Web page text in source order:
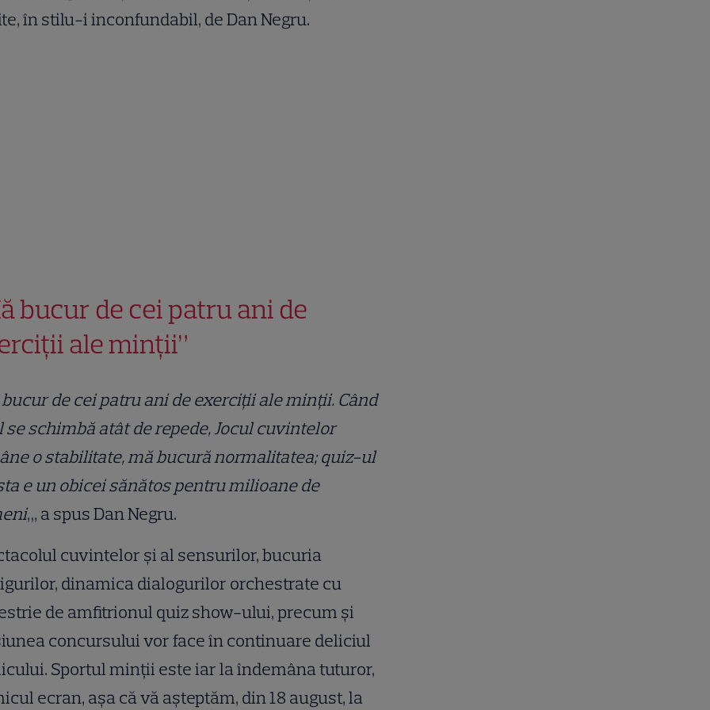
în stilu-i inconfundabil, de Dan Negru.
bucur de cei patru ani de
ale minții”
de cei patru ani de exerciții ale minții. Când
se schimbă atât de repede, Jocul cuvintelor
o stabilitate, mă bucură normalitatea; quiz-ul
e un obicei sănătos pentru milioane de
„, a spus Dan Negru.
cuvintelor și al sensurilor, bucuria
dinamica dialogurilor orchestrate cu
de amfitrionul quiz show-ului, precum și
concursului vor face în continuare deliciul
Sportul minții este iar la îndemâna tuturor,
ecran, așa că vă așteptăm, din 18 august, la